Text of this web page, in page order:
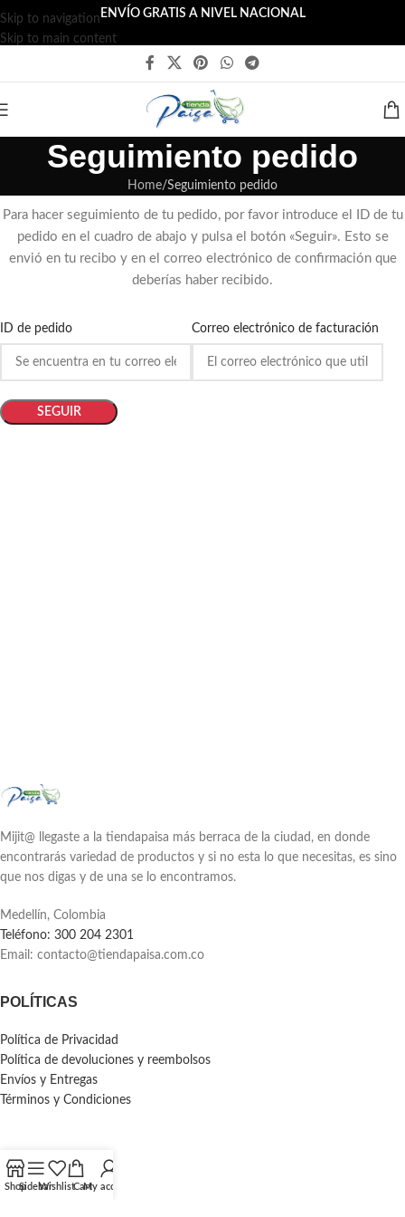
Skip to navigation
Skip to main content
ENVÍO GRATIS A NIVEL NACIONAL
Seguimiento pedido
Home Seguimiento pedido
Para hacer seguimiento de tu pedido, por favor introduce el ID de tu
pedido en el cuadro de abajo y pulsa el botón «Seguir». Esto se
envió en tu recibo y en el correo electrónico de confirmación que
deberías haber recibido.
ID de pedido Correo electrónico de facturación
SEGUIR
Mijit@ llegaste a la tiendapaisa más berraca de la ciudad, en donde
encontrarás variedad de productos y si no esta lo que necesitas, es sino
que nos digas y de una se lo encontramos.
Medellín, Colombia
Teléfono: 300 204 2301
Email: contacto@tiendapaisa.com.co
POLÍTICAS
Política de Privacidad
Política de devoluciones y reembolsos
Envíos y Entregas
Términos y Condiciones
ShopSidebarWishlistCartMy account